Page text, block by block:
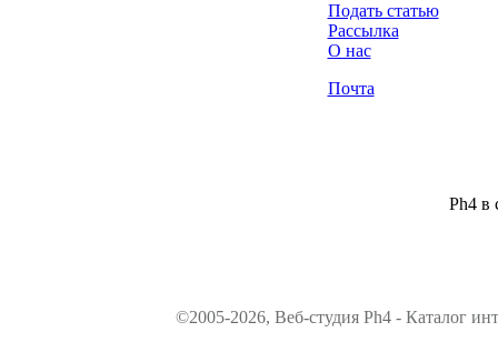
Подать статью
Рассылка
О нас
Почта
Ph4 в
©2005-2026, Веб-студия Ph4 - Каталог